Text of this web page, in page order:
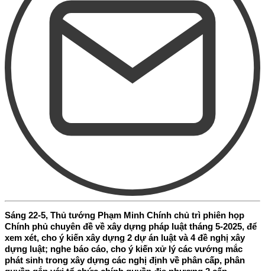
Sáng 22-5, Thủ tướng Phạm Minh Chính chủ trì phiên họp
Chính phủ chuyên đề về xây dựng pháp luật tháng 5-2025, để
xem xét, cho ý kiến xây dựng 2 dự án luật và 4 đề nghị xây
dựng luật; nghe báo cáo, cho ý kiến xử lý các vướng mắc
phát sinh trong xây dựng các nghị định về phân cấp, phân